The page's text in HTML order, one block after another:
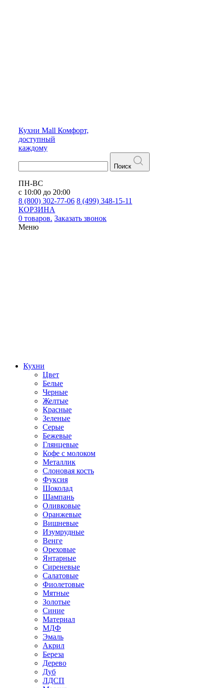
Кухни Mall Комфорт,
доступный
каждому
Поиск
ПН-ВС
с 10:00 до 20:00
8 (800) 302-77-06 8 (499) 348-15-11
КОРЗИНА
0 товаров. Заказать звонок
Меню
Кухни
Цвет
Белые
Черные
Желтые
Красные
Зеленые
Серые
Бежевые
Глянцевые
Кофе с молоком
Металлик
Слоновая кость
Фуксия
Шоколад
Шампань
Оливковые
Оранжевые
Вишневые
Изумрудные
Венге
Ореховые
Янтарные
Сиреневые
Салатовые
Фиолетовые
Мятные
Золотые
Синие
Материал
МДФ
Эмаль
Акрил
Береза
Дерево
Дуб
ЛДСП